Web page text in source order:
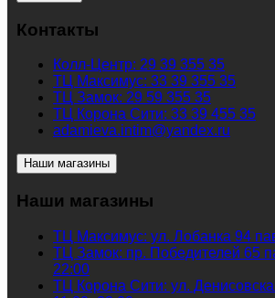
Контакты
Колл-Центр: 29 39 355 35
ТЦ Максимус: 33 39 355 35
ТЦ Замок: 29 59 355 35
ТЦ Корона Сити: 33 39 455 35
adamieva.intim@yandex.ru
Наши магазины
Наши магазины
ТЦ Максимус: ул. Лобанка 94
ТЦ Замок: пр. Победителей 65
22:00
ТЦ Корона Сити: ул.